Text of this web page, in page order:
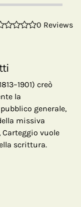
0 Reviews
creò
la
generale,
missiva
vuole
scrittura.